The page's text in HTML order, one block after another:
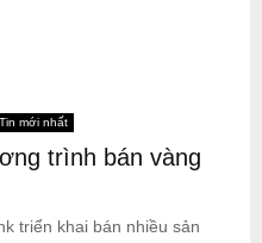
Tin mới nhất
trình bán vàng
triển khai bán nhiều sản